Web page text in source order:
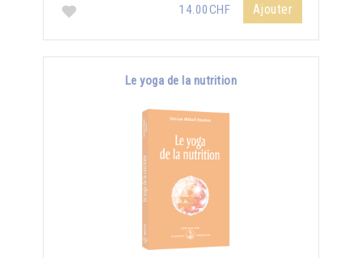
14.00CHF Ajouter
Le yoga de la nutrition